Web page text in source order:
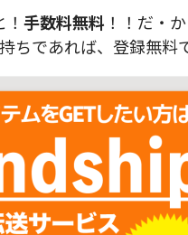
手数料無料 ！！だ・
ちであれば、登録無料